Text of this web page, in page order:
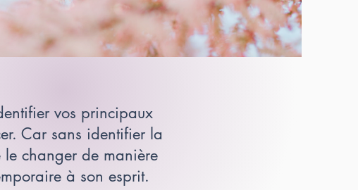
vos principaux
Car sans identifier la
changer de manière
à son esprit.